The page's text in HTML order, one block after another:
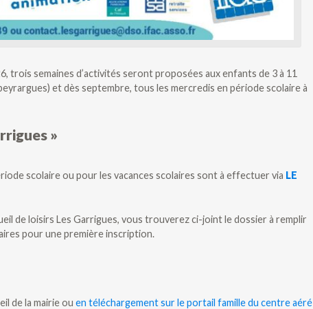
trois semaines d’activités seront proposées aux enfants de 3 à 11
et dès septembre, tous les mercredis en période scolaire à
»
scolaire ou pour les vacances scolaires sont à effectuer via LE
de loisirs Les Garrigues, vous trouverez ci-joint le dossier à remplir
pour une première inscription.
de la mairie ou en téléchargement sur le portail famille du centre aéré